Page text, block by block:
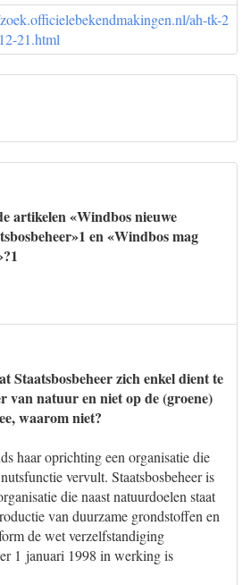
ah-tk-2
21.html
artikelen «Windbos nieuwe
en «Windbos mag
Staatsbosbeheer zich enkel dient te
van natuur en niet op de (groene)
waarom niet?
haar oprichting een organisatie die
vervult. Staatsbosbeheer is
die naast natuurdoelen staat
van duurzame grondstoffen en
de wet verzelfstandiging
1 januari 1998 in werking is